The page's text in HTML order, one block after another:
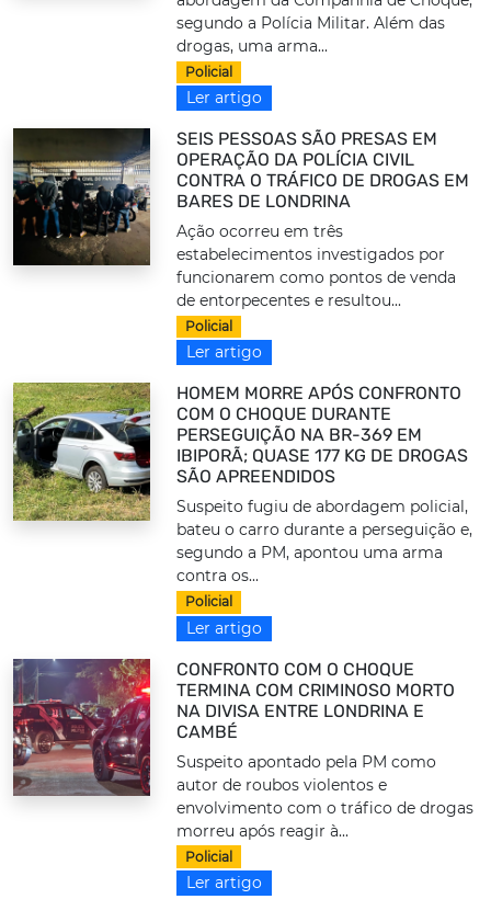
segundo a Polícia Militar. Além das
drogas, uma arma...
Policial
Ler artigo
SEIS PESSOAS SÃO PRESAS EM
OPERAÇÃO DA POLÍCIA CIVIL
CONTRA O TRÁFICO DE DROGAS EM
BARES DE LONDRINA
Ação ocorreu em três
estabelecimentos investigados por
funcionarem como pontos de venda
de entorpecentes e resultou...
Policial
Ler artigo
HOMEM MORRE APÓS CONFRONTO
COM O CHOQUE DURANTE
PERSEGUIÇÃO NA BR-369 EM
IBIPORÃ; QUASE 177 KG DE DROGAS
SÃO APREENDIDOS
Suspeito fugiu de abordagem policial,
bateu o carro durante a perseguição e,
segundo a PM, apontou uma arma
contra os...
Policial
Ler artigo
CONFRONTO COM O CHOQUE
TERMINA COM CRIMINOSO MORTO
NA DIVISA ENTRE LONDRINA E
CAMBÉ
Suspeito apontado pela PM como
autor de roubos violentos e
envolvimento com o tráfico de drogas
morreu após reagir à...
Policial
Ler artigo